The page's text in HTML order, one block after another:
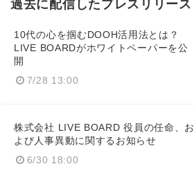
過去に配信したプレスリリース
10代の心を掴むDOOH活用法とは？
LIVE BOARDがホワイトペーパーを公
開
7/28 13:00
株式会社 LIVE BOARD 役員の任命、お
よび人事異動に関するお知らせ
6/30 18:00